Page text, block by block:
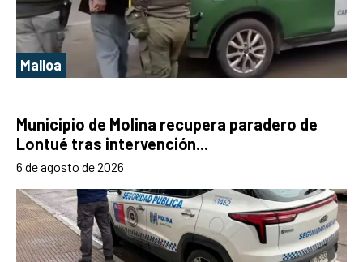
Malloa
Municipio de Molina recupera paradero de
Lontué tras intervención...
6 de agosto de 2026